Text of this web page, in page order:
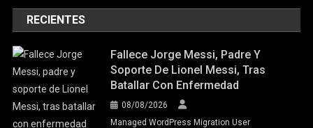
RECIENTES
Fallece Jorge Messi, Padre Y
Soporte De Lionel Messi, Tras
Batallar Con Enfermedad
08/08/2026
Managed WordPress Migration User